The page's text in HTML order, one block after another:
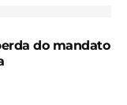
do mandato